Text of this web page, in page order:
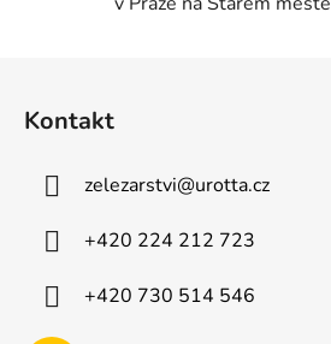
i
Kontakt
zelezarstvi@urotta.cz
+420 224 212 723
+420 730 514 546